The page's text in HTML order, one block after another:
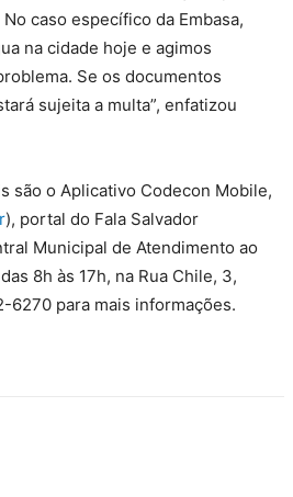
caso específico da Embasa,
na cidade hoje e agimos
Se os documentos
sujeita a multa”, enfatizou
são o Aplicativo Codecon Mobile,
), portal do Fala Salvador
Municipal de Atendimento ao
8h às 17h, na Rua Chile, 3,
6270 para mais informações.